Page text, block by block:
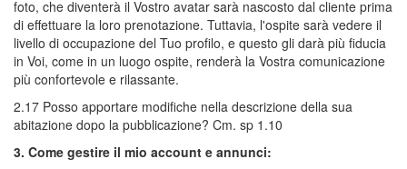
foto, che diventerà il Vostro avatar sarà nascosto dal cliente prima
di effettuare la loro prenotazione. Tuttavia, l'ospite sarà vedere il
livello di occupazione del Tuo profilo, e questo gli darà più fiducia
in Voi, come in un luogo ospite, renderà la Vostra comunicazione
più confortevole e rilassante.
2.17 Posso apportare modifiche nella descrizione della sua
abitazione dopo la pubblicazione? Cm. sp 1.10
3. Come gestire il mio account e annunci: